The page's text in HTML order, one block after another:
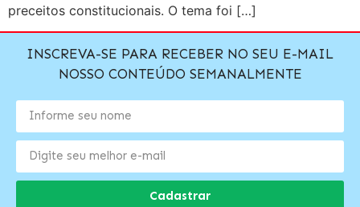
preceitos constitucionais. O tema foi […]
INSCREVA-SE PARA RECEBER NO SEU E-MAIL
NOSSO CONTEÚDO SEMANALMENTE
Cadastrar